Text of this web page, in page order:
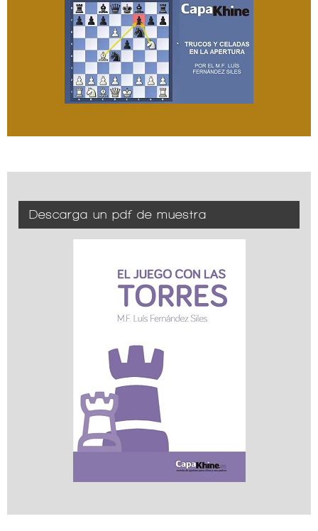
Descarga un pdf de muestra